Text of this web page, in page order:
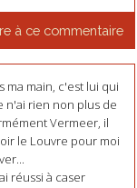
à ce commentaire
ma main, c'est lui qui
n'ai rien non plus de
Vermeer, il
le Louvre pour moi
réussi à caser